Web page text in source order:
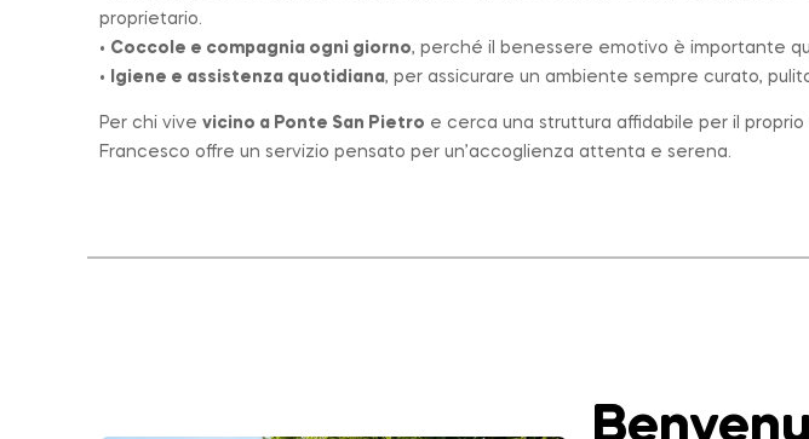
proprietario.
• Coccole e compagnia ogni giorno, perché il benessere emotivo è importante
•
Igiene e assistenza quotidiana, per assicurare un ambiente sempre curato,
Per chi vive vicino a Ponte San Pietro e cerca una struttura affidabile per il proprio
Francesco offre un servizio pensato per un’accoglienza attenta e serena.